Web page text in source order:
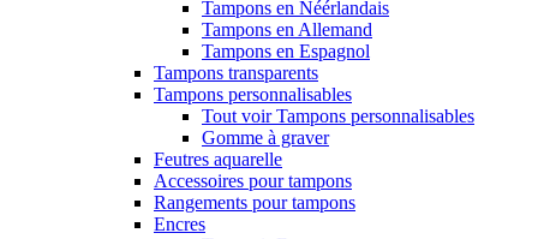
Tampons en Néérlandais
Tampons en Allemand
Tampons en Espagnol
Tampons transparents
Tampons personnalisables
Tout voir Tampons personnalisables
Gomme à graver
Feutres aquarelle
Accessoires pour tampons
Rangements pour tampons
Encres